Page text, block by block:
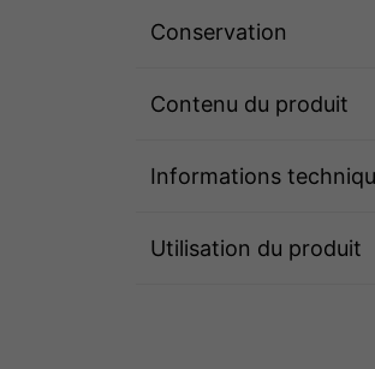
Conservation
Contenu du produit
Informations
Utilisation du produit